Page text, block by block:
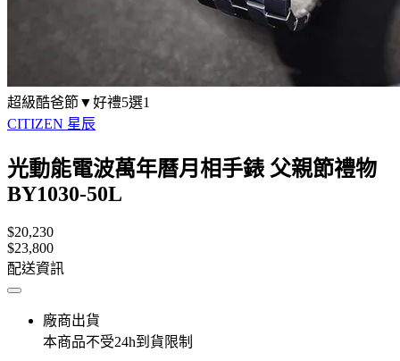
超級酷爸節▼好禮5選1
CITIZEN 星辰
光動能電波萬年曆月相手錶 父親節禮物
BY1030-50L
$20,230
$23,800
配送資訊
廠商出貨
本商品不受24h到貨限制